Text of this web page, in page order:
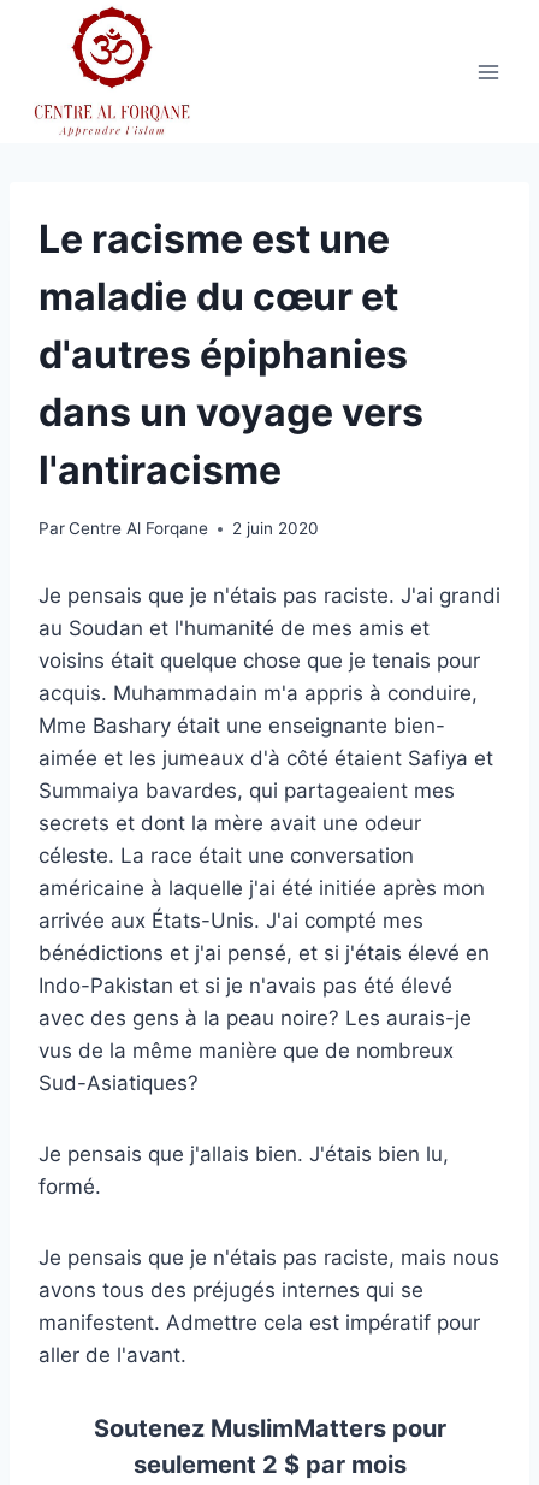
Le racisme est une
maladie du cœur et
d'autres épiphanies
dans un voyage vers
l'antiracisme
ParCentre Al Forqane 2 juin 2020
Je pensais que je n'étais pas raciste. J'ai grandi
au Soudan et l'humanité de mes amis et
voisins était quelque chose que je tenais pour
acquis. Muhammadain m'a appris à conduire,
Mme Bashary était une enseignante bien-
aimée et les jumeaux d'à côté étaient Safiya et
Summaiya bavardes, qui partageaient mes
secrets et dont la mère avait une odeur
céleste. La race était une conversation
américaine à laquelle j'ai été initiée après mon
arrivée aux États-Unis. J'ai compté mes
bénédictions et j'ai pensé, et si j'étais élevé en
Indo-Pakistan et si je n'avais pas été élevé
avec des gens à la peau noire? Les aurais-je
vus de la même manière que de nombreux
Sud-Asiatiques?
Je pensais que j'allais bien. J'étais bien lu,
formé.
Je pensais que je n'étais pas raciste, mais nous
avons tous des préjugés internes qui se
manifestent. Admettre cela est impératif pour
aller de l'avant.
Soutenez MuslimMatters pour
seulement 2 $ par mois